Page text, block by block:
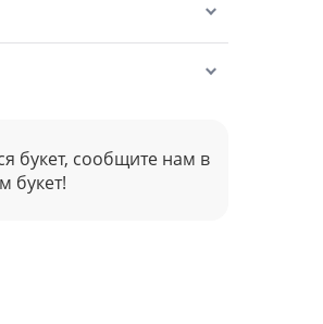
букет, сообщите нам в
букет!